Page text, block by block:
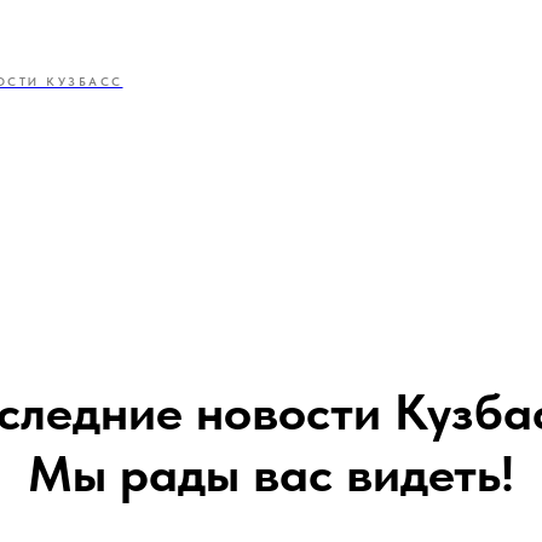
КУЗБАСС
новости
Мы рады вас видеть!